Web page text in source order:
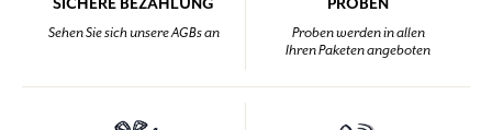
Sehen Sie sich unsere AGBs an
Proben werden in allen
Ihren Paketen angeboten